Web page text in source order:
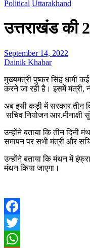
Political Uttarakhand
उत्तराखंड की
September 14, 2022
Dainik Khabar
मुख्यमंत्री पुष्कर सिंह धामी
करने जा रही है। इसमें मंत्री,
अब इसी कड़ी में सरकार तीन
सचिव नियोजन आर.मीनाक्षी
उन्होंने बताया कि तीन दिनी
समापन पर सभी मंत्री और
उन्होंने बताया कि मंथन में
मंथन किया जाएगा।
Facebook
Twitter